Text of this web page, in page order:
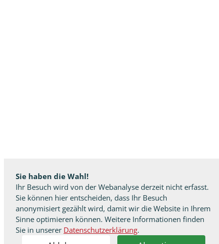
Sie haben die Wahl!
Ihr Besuch wird von der Webanalyse derzeit nicht erfasst.
Sie können hier entscheiden, dass Ihr Besuch
anonymisiert gezählt wird, damit wir die Website in Ihrem
Sinne optimieren können. Weitere Informationen finden
Sie in unserer Datenschutzerklärung.